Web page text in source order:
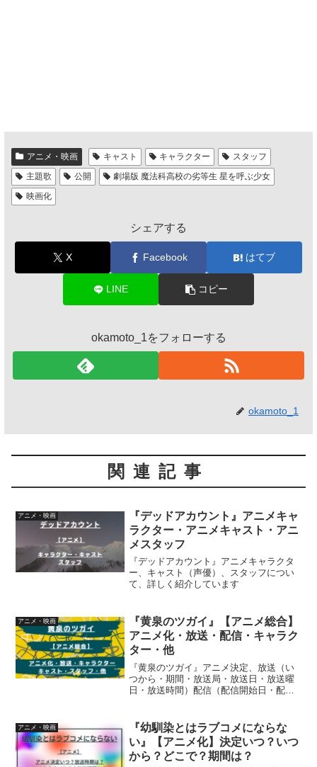
アニメ・映画 キャスト キャラクター
スタッフ
主題歌
公開
劇場版 魔法科高校の劣等生 星を呼ぶ少女
映画化
シェアする
X Facebook はてブ
LINE コピー
okamoto_1をフォローする
okamoto_1
関連記事
アニメ・映画
『デッドアカウント』アニメキャ
ラクター・アニメキャスト・アニ
メスタッフ
『デッドアカウント』アニメキャラクタ
ー、キャスト（声優）、スタッフについ
て、詳しく紹介しています
アニメ・映画
『黄泉のツガイ』【アニメ総合】
アニメ化・放送・配信・キャラク
ター・他
『黄泉のツガイ』アニメ決定、放送（い
つから・期間・放送局・放送日・放送曜
日・放送時間）配信（配信開始日・配信
OP、EDなどをまとめて紹介しています
アニメ・映画
『幼馴染とはラブコメにならな
い』【アニメ化】決定いつ？いつ
から？どこで？期間は？